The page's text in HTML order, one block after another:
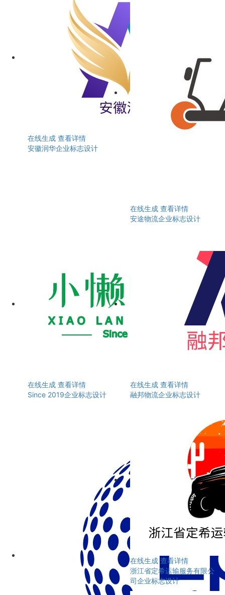
在线生成 查看详情
安徽润华企业标志设计
在线生成 查看详情
安途物流企业标志设计
在线生成 查看详情
Since 2019企业标志设计
在线生成 查看详情
融邦物流企业标志设计
在线生成 查看详情
浙江省定希运输服务有限公
司企业标志设计